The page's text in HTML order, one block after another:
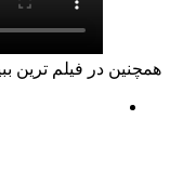
همچنين در فيلم ترين